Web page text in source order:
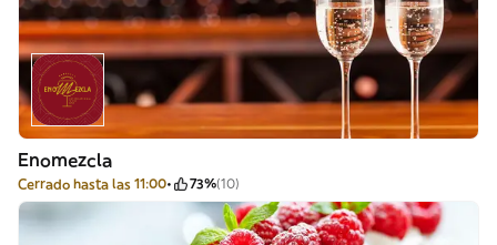
Enomezcla
Cerrado hasta las 11:00 73%(10)